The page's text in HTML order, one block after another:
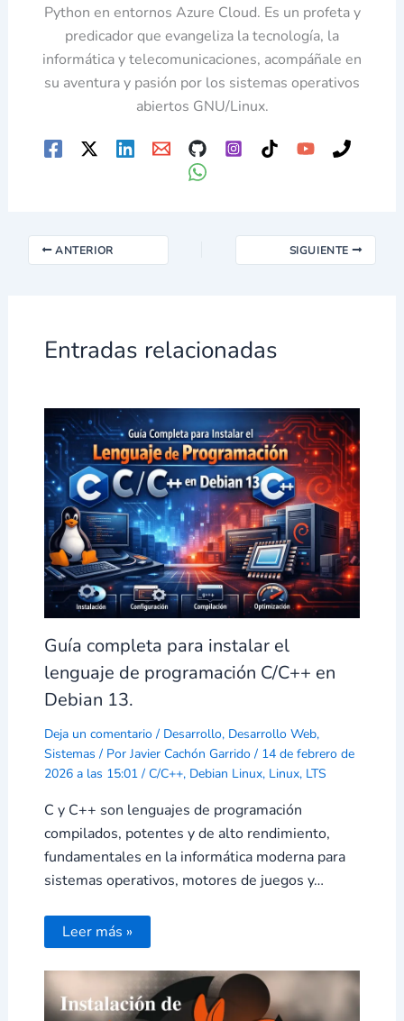
Python en entornos Azure Cloud. Es un profeta y
predicador que evangeliza la tecnología, la
informática y telecomunicaciones, acompáñale en
su aventura y pasión por los sistemas operativos
abiertos GNU/Linux.
ANTERIOR SIGUIENTE
Entradas relacionadas
Guía completa para instalar el
lenguaje de programación C/C++ en
Debian 13.
Deja un comentario / Desarrollo, Desarrollo Web,
Sistemas / Por Javier Cachón Garrido / 14 de febrero de
2026 a las 15:01 / C/C++, Debian Linux, Linux, LTS
C y C++ son lenguajes de programación
compilados, potentes y de alto rendimiento,
fundamentales en la informática moderna para
sistemas operativos, motores de juegos y…
Leer más »